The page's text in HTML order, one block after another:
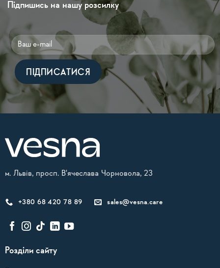
Підпишись на нашу розсилку
Alternative:
м. Львів, просп. В'ячеслава Чорновола, 23
+380 68 420 78 89 sales@vesna.care
Розділи сайту